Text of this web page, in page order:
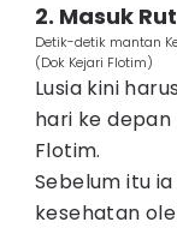
2. Masuk
Detik-detik mantan
(Dok Kejari Flotim)
Lusia kini
hari ke
Flotim.
Sebelum itu
kesehatan